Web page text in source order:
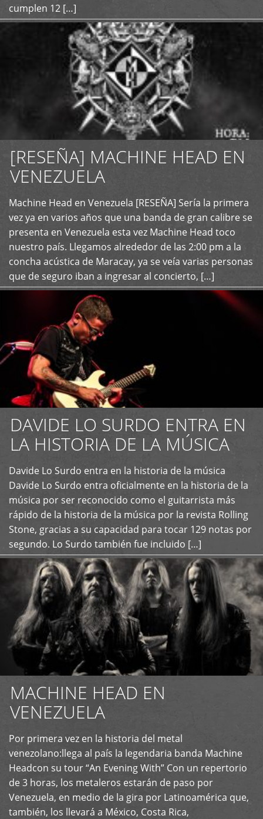
cumplen 12 […]
[RESEÑA] MACHINE HEAD EN
VENEZUELA
Machine Head en Venezuela [RESEÑA] Sería la primera
vez ya en varios años que una banda de gran calibre se
presenta en Venezuela esta vez Machine Head toco
nuestro país. Llegamos alrededor de las 2:00 pm a la
concha acústica de Maracay, ya se veía varias personas
que de seguro iban a ingresar al concierto, […]
+
DAVIDE LO SURDO ENTRA EN
LA HISTORIA DE LA MÚSICA
Davide Lo Surdo entra en la historia de la música
Davide Lo Surdo entra oficialmente en la historia de la
música por ser reconocido como el guitarrista más
rápido de la historia de la música por la revista Rolling
Stone, gracias a su capacidad para tocar 129 notas por
segundo. Lo Surdo también fue incluido […]
+
MACHINE HEAD EN
VENEZUELA
Por primera vez en la historia del metal
venezolano:llega al país la legendaria banda Machine
Headcon su tour “An Evening With” Con un repertorio
de 3 horas, los metaleros estarán de paso por
Venezuela, en medio de la gira por Latinoamérica que,
también, los llevará a México, Costa Rica,
+